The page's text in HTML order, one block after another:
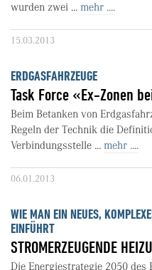
wurden zwei ... mehr ....
15.03.2013
ERDGASFAHRZEUGE
Task Force «Ex-Zonen
Beim Betanken von
Regeln der Technik die
Verbindungsstelle ... mehr ....
06.01.2013
WIE MAN EIN NEUES,
EINFÜHRT
STROMERZEUGENDE
Die Energiestrategie 2050 des